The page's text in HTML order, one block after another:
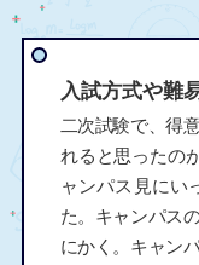
入試方式や難
二次試験で、得
れると思ったの
ャンパス見にい
た。キャンパス
にかく。キャン